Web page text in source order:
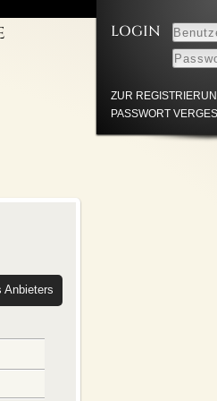
LOGIN
ZUR
PASSWORT
Anbieters